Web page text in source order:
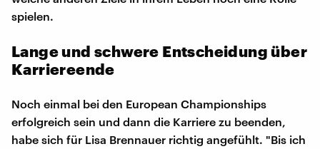
spielen.
Lange und schwere Entscheidung über
Karriereende
Noch einmal bei den European Championships
erfolgreich sein und dann die Karriere zu beenden,
habe sich für Lisa Brennauer richtig angefühlt. "Bis ich